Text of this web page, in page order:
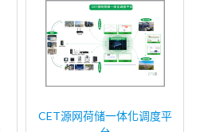
CET源网荷储一体化调度平